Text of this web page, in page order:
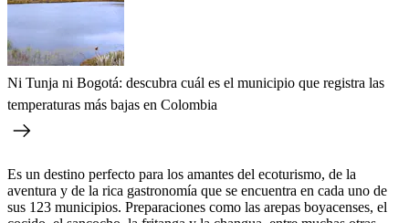
Ni Tunja ni Bogotá: descubra cuál es el municipio que registra las
temperaturas más bajas en Colombia
Es un destino perfecto para los amantes del ecoturismo, de la
aventura y de la rica gastronomía que se encuentra en cada uno de
sus 123 municipios. Preparaciones como las arepas boyacenses, el